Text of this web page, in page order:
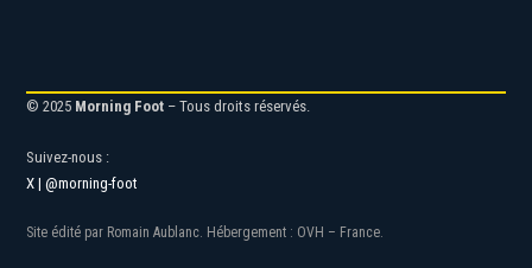
Morning Foot
X | @morning-foot